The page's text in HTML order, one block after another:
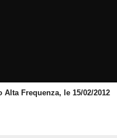
Frequenza, le 15/02/2012